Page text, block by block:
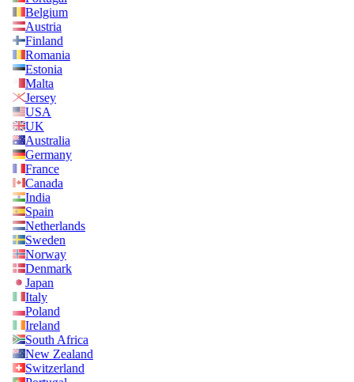
Belgium
Austria
Finland
Romania
Estonia
Malta
Jersey
USA
UK
Australia
Germany
France
Canada
India
Spain
Netherlands
Sweden
Norway
Denmark
Japan
Italy
Poland
Ireland
South Africa
New Zealand
Switzerland